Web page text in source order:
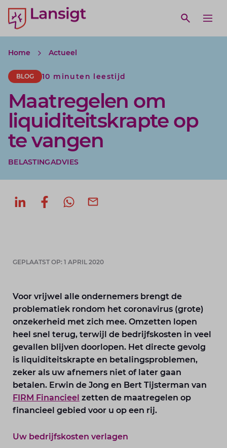
Lansigt Accountants logo
Open
search website
Home Actueel
BLOG 10 minuten leestijd
Maatregelen om
liquiditeitskrapte op
te vangen
BELASTINGADVIES
Deel op LinkedIn
Deel op Facebook
GEPLAATST OP: 1 APRIL 2020
Voor vrijwel alle ondernemers brengt de
problematiek rondom het coronavirus (grote)
onzekerheid met zich mee. Omzetten lopen
heel snel terug, terwijl de bedrijfskosten in veel
gevallen blijven doorlopen. Het directe gevolg
is liquiditeitskrapte en betalingsproblemen,
zeker als uw afnemers niet of later gaan
betalen. Erwin de Jong en Bert Tijsterman van
FIRM Financieel zetten de maatregelen op
financieel gebied voor u op een rij.
Uw bedrijfskosten verlagen